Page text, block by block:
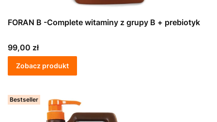
FORAN B -Complete witaminy z grupy B + prebiotyk
Cena
99,00 zł
Zobacz produkt
Bestseller